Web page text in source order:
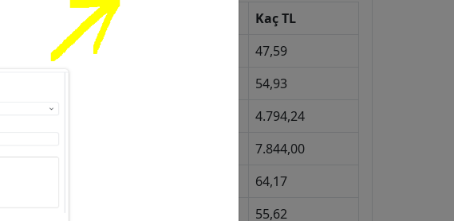
Kur
Kaç TL
Dolar
47,59
54,93
4.794,24
7.844,00
64,17
55,62